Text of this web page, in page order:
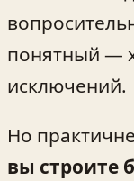
понятный —
исключений.
Но
вы строите